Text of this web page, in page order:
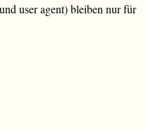
user agent) bleiben nur für